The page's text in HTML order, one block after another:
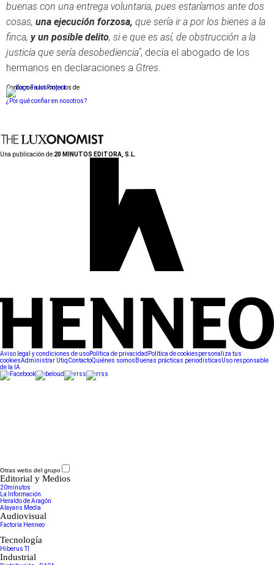
buenas con una entrega voluntaria, pues estaríamos ante dos
cosas, una ejecución forzosa, que sería ir a por los bienes a la
finca, y un posible delito, si e que es así, de obstrucción a la
justicia que sería desobediencia", decía el abogado de los
hermanos en declaraciones a Gtres.
Conforme a los criterios de
¿Por qué confiar en nosotros?
Una publicación de:20 MINUTOS EDITORA, S.L.
Aviso legal y condiciones de usoPolítica de privacidad Política de cookiespersonaliza tus
cookiesAdministrar UtiqContactoQuiénes somos Buenas prácticas periodísticasUso responsable
de la IA
Otras webs del grupo
Editorial y Medios
20minutos
La Información
Heraldo de Aragón
Alayans Media
Audiovisual
Factoría Henneo
Tecnología
Hiberus TI
Industrial